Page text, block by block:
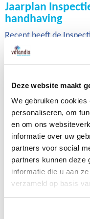
Deze website maakt
We gebruiken
personaliseren, om
en om ons
informatie over uw
partners voor social
partners kunnen deze
informatie die u aan
verzameld op basis
Jaarplan
handhaving
Recent heeft de
gepubliceerd. Daarin
verwachting van een
werk door een
overheid om extra
efficiënte handhaving.
In het regeerakkoord
voor het versterken
jaar gaat de Inspectie
2022 moet de